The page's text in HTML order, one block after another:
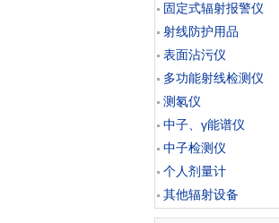
固定式辐射报警仪
射线防护用品
表面沾污仪
多功能射线检测仪
测氡仪
中子、γ能谱仪
中子检测仪
个人剂量计
其他辐射设备